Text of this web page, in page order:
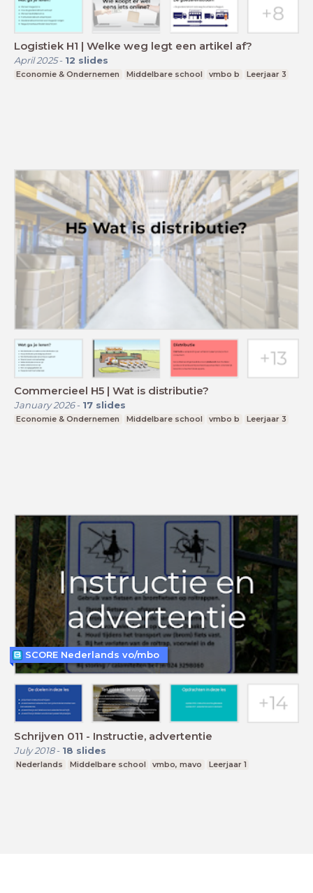
Logistiek H1 | Welke weg legt een artikel af?
April 2025- 12 slides
Economie & Ondernemen Middelbare school vmbo b Leerjaar 3
Commercieel H5 | Wat is distributie?
January 2026- 17 slides
Economie & Ondernemen Middelbare school vmbo b Leerjaar 3
Schrijven 011 - Instructie, advertentie
July 2018- 18 slides
Nederlands Middelbare school vmbo, mavo Leerjaar 1
SCORE Nederlands vo/mbo